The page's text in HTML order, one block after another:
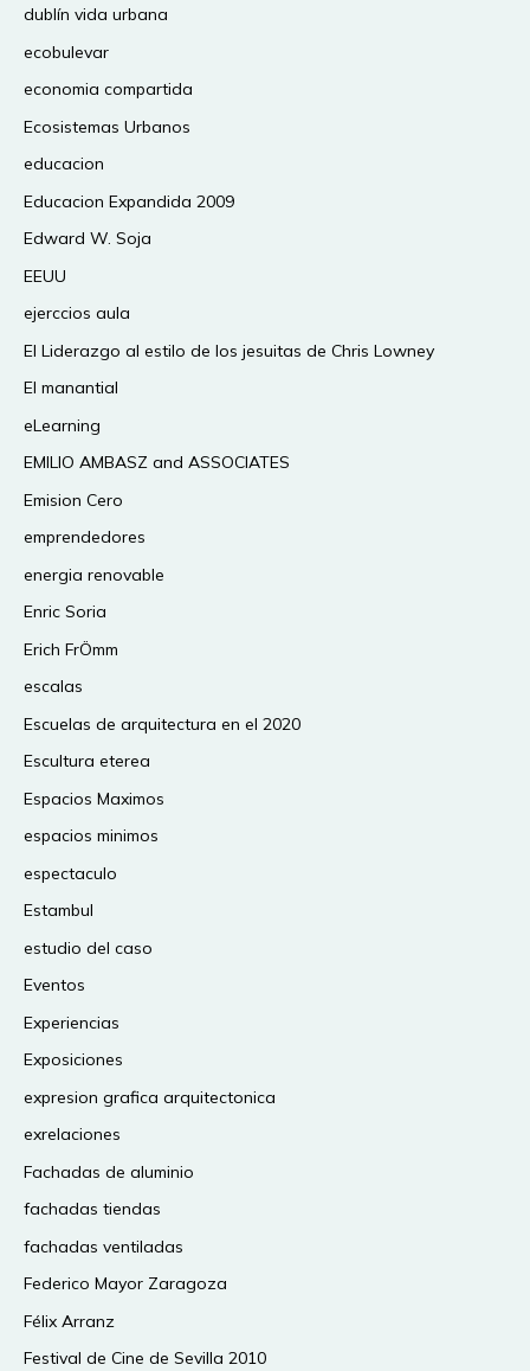
dublín vida urbana
ecobulevar
economia compartida
Ecosistemas Urbanos
educacion
Educacion Expandida 2009
Edward W. Soja
EEUU
ejerccios aula
El Liderazgo al estilo de los jesuitas de Chris Lowney
El manantial
eLearning
EMILIO AMBASZ and ASSOCIATES
Emision Cero
emprendedores
energia renovable
Enric Soria
Erich FrÖmm
escalas
Escuelas de arquitectura en el 2020
Escultura eterea
Espacios Maximos
espacios minimos
espectaculo
Estambul
estudio del caso
Eventos
Experiencias
Exposiciones
expresion grafica arquitectonica
exrelaciones
Fachadas de aluminio
fachadas tiendas
fachadas ventiladas
Federico Mayor Zaragoza
Félix Arranz
Festival de Cine de Sevilla 2010